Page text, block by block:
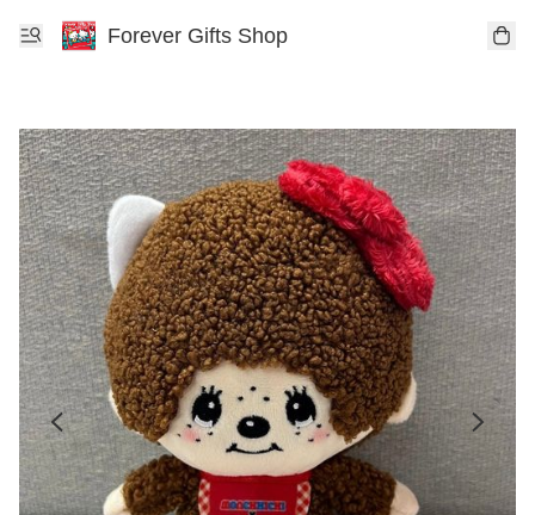
Forever Gifts Shop